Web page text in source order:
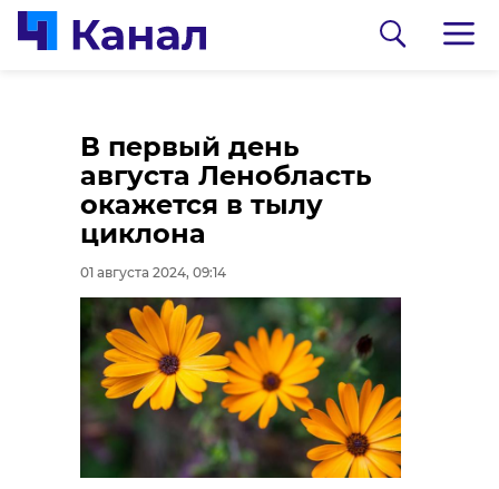
В первый день
августа Ленобласть
окажется в тылу
циклона
01 августа 2024, 09:14
В Новоладожском
канале нашли тело
женщины
01 августа 2024, 07:59
Александр
Дрозденко
рассказал о судьбе
полигона «Новый
свет»
01 августа 2024, 07:37